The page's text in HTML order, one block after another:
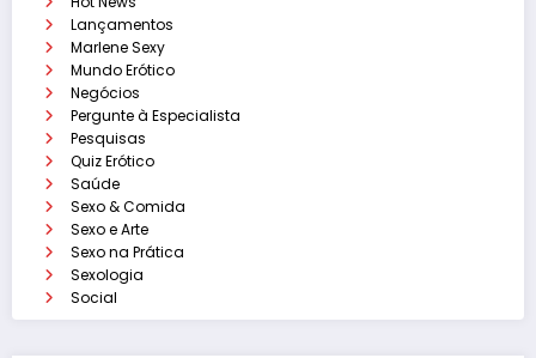
Lançamentos
Marlene Sexy
Mundo Erótico
Negócios
Pergunte à Especialista
Pesquisas
Quiz Erótico
Saúde
Sexo & Comida
Sexo e Arte
Sexo na Prática
Sexologia
Social